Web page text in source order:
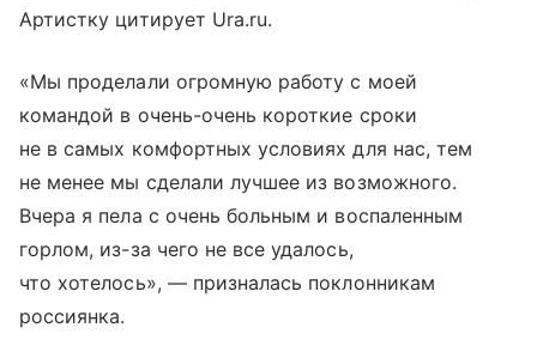
Артистку цитирует Ura.ru.
«Мы проделали огромную работу с моей
командой в очень-очень короткие сроки
не в самых комфортных условиях для нас, тем
не менее мы сделали лучшее из возможного.
Вчера я пела с очень больным и воспаленным
горлом, из-за чего не все удалось,
что хотелось», — призналась поклонникам
россиянка.